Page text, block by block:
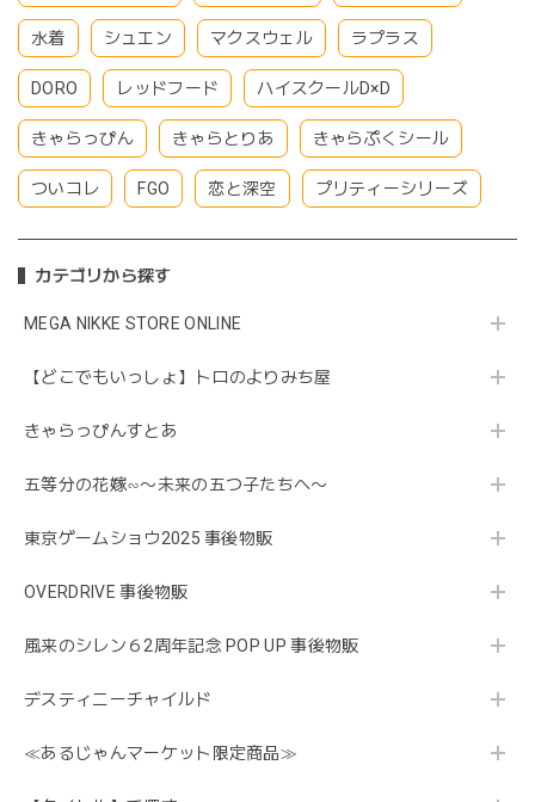
水着 シュエン マクスウェル ラプラス
DORO レッドフード ハイスクールD×D
きゃらっぴん きゃらとりあ きゃらぷくシール
ついコレ FGO 恋と深空 プリティーシリーズ
カテゴリから探す
MEGA NIKKE STORE ONLINE
【どこでもいっしょ】トロのよりみち屋
きゃらっぴんすとあ
五等分の花嫁∽〜未来の五つ子たちへ〜
東京ゲームショウ2025 事後物販
OVERDRIVE 事後物販
風来のシレン６2周年記念 POP UP 事後物販
デスティニーチャイルド
≪あるじゃんマーケット限定商品≫